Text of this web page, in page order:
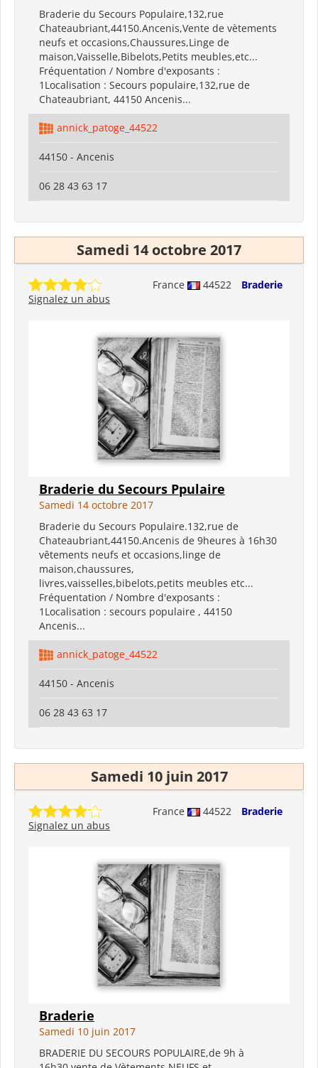
Braderie du Secours Populaire,132,rue
Chateaubriant,44150.Ancenis,Vente de vètements
neufs et occasions,Chaussures,Linge de
maison,Vaisselle,Bibelots,Petits meubles,etc...
Fréquentation / Nombre d'exposants :
1Localisation : Secours populaire,132,rue de
Chateaubriant, 44150 Ancenis...
annick_patoge_44522
44150 - Ancenis
06 28 43 63 17
Samedi 14 octobre 2017
France 44522
Braderie
Signalez un abus
Braderie du Secours Ppulaire
Samedi 14 octobre 2017
Braderie du Secours Populaire.132,rue de
Chateaubriant,44150.Ancenis de 9heures à 16h30
vêtements neufs et occasions,linge de
maison,chaussures,
livres,vaisselles,bibelots,petits meubles etc...
Fréquentation / Nombre d'exposants :
1Localisation : secours populaire , 44150
Ancenis...
annick_patoge_44522
44150 - Ancenis
06 28 43 63 17
Samedi 10 juin 2017
France 44522
Braderie
Signalez un abus
Braderie
Samedi 10 juin 2017
BRADERIE DU SECOURS POPULAIRE,de 9h à